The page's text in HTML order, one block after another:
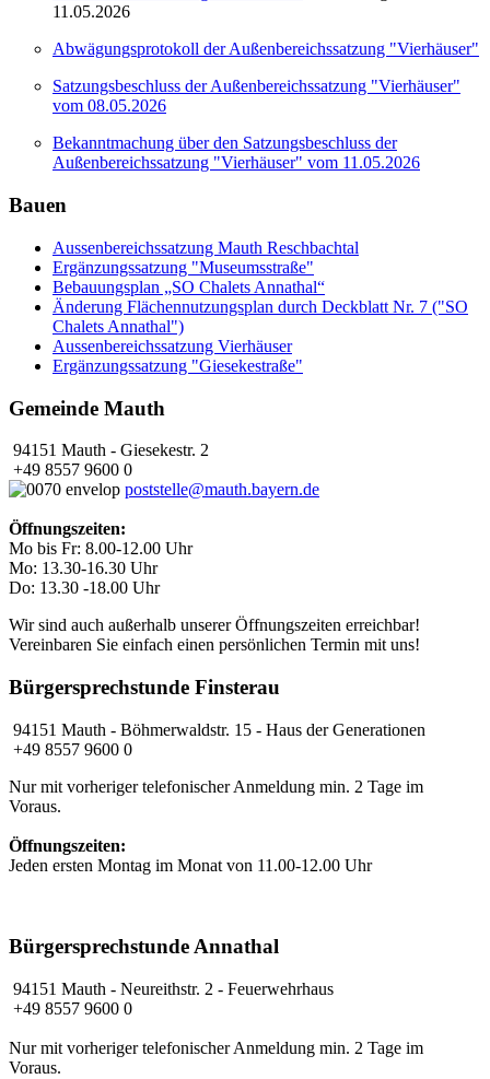
11.05.2026
Abwägungsprotokoll der Außenbereichssatzung "Vierhäuser"
Satzungsbeschluss der Außenbereichssatzung "Vierhäuser"
vom 08.05.2026
Bekanntmachung über den Satzungsbeschluss der
Außenbereichssatzung "Vierhäuser" vom 11.05.2026
Bauen
Aussenbereichssatzung Mauth Reschbachtal
Ergänzungssatzung "Museumsstraße"
Bebauungsplan „SO Chalets Annathal“
Änderung Flächennutzungsplan durch Deckblatt Nr. 7 ("SO
Chalets Annathal")
Aussenbereichssatzung Vierhäuser
Ergänzungssatzung "Giesekestraße"
Gemeinde Mauth
94151 Mauth - Giesekestr. 2
+49 8557 9600 0
poststelle@mauth.bayern.de
Öffnungszeiten:
Mo bis Fr: 8.00-12.00 Uhr
Mo: 13.30-16.30 Uhr
Do: 13.30 -18.00 Uhr
Wir sind auch außerhalb unserer Öffnungszeiten erreichbar!
Vereinbaren Sie einfach einen persönlichen Termin mit uns!
Bürgersprechstunde Finsterau
94151 Mauth - Böhmerwaldstr. 15 - Haus der Generationen
+49 8557 9600 0
Nur mit vorheriger telefonischer Anmeldung min. 2 Tage im
Voraus.
Öffnungszeiten:
Jeden ersten Montag im Monat von 11.00-12.00 Uhr
Bürgersprechstunde Annathal
94151 Mauth - Neureithstr. 2 - Feuerwehrhaus
+49 8557 9600 0
Nur mit vorheriger telefonischer Anmeldung min. 2 Tage im
Voraus.